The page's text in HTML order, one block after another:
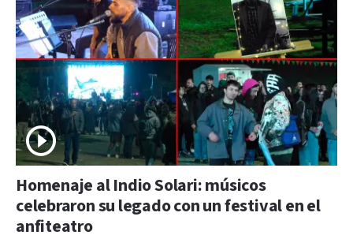
Homenaje al Indio Solari: músicos
celebraron su legado con un festival en el
anfiteatro